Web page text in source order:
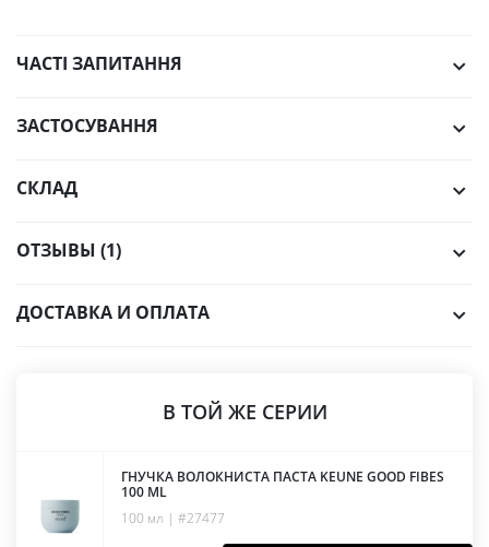
ЧАСТІ ЗАПИТАННЯ
ЗАСТОСУВАННЯ
СКЛАД
ОТЗЫВЫ (1)
ДОСТАВКА И ОПЛАТА
В ТОЙ ЖЕ СЕРИИ
ГНУЧКА ВОЛОКНИСТА ПАСТА KEUNE GOOD FIBES
100 ML
100 мл | #27477